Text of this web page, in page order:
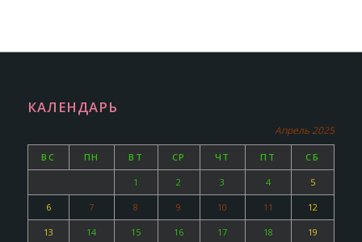
КАЛЕНДАРЬ
Апрель 2025
ВС ПН ВТ СР ЧТ ПТ СБ
1 2 3 4 5
6 7 8 9 10 11 12
13 14 15 16 17 18 19